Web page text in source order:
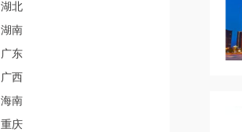
湖北
湖南
广东
广西
海南
重庆